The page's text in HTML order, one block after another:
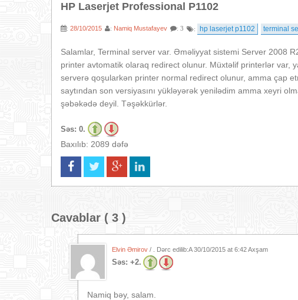
HP Laserjet Professional P1102
: 28/10/2015 : Namiq Mustafayev : 3 : hp laserjet p1102 terminal
Salamlar, Terminal server var. Əməliyyat sistemi Server 2008
printer avtomatik olaraq redirect olunur. Müxtəlif printerlər var,
serverə qoşularkən printer normal redirect olunur, amma çap
saytından son versiyasını yükləyərək yenilədim amma xeyri
şəbəkədə deyil. Təşəkkürlər.
Səs: 0.
Baxılıb: 2089 dəfə
Cavablar ( 3 )
Elvin Əmirov / . Dərc edilib:A30/10/2015 at 6:42 Axşam
Səs: +2.
Namiq bəy, salam.